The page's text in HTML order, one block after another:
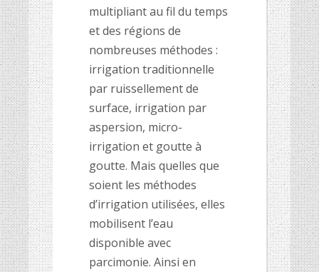
multipliant au fil du temps
et des régions de
nombreuses méthodes :
irrigation traditionnelle
par ruissellement de
surface, irrigation par
aspersion, micro-
irrigation et goutte à
goutte. Mais quelles que
soient les méthodes
d’irrigation utilisées, elles
mobilisent l’eau
disponible avec
parcimonie. Ainsi en